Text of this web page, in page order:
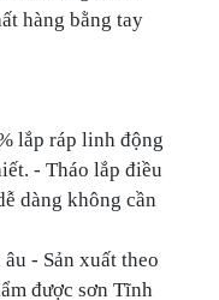
hàng bằng tay
lắp ráp linh động
- Tháo lắp điều
dàng không cần
- Sản xuất theo
được sơn Tĩnh